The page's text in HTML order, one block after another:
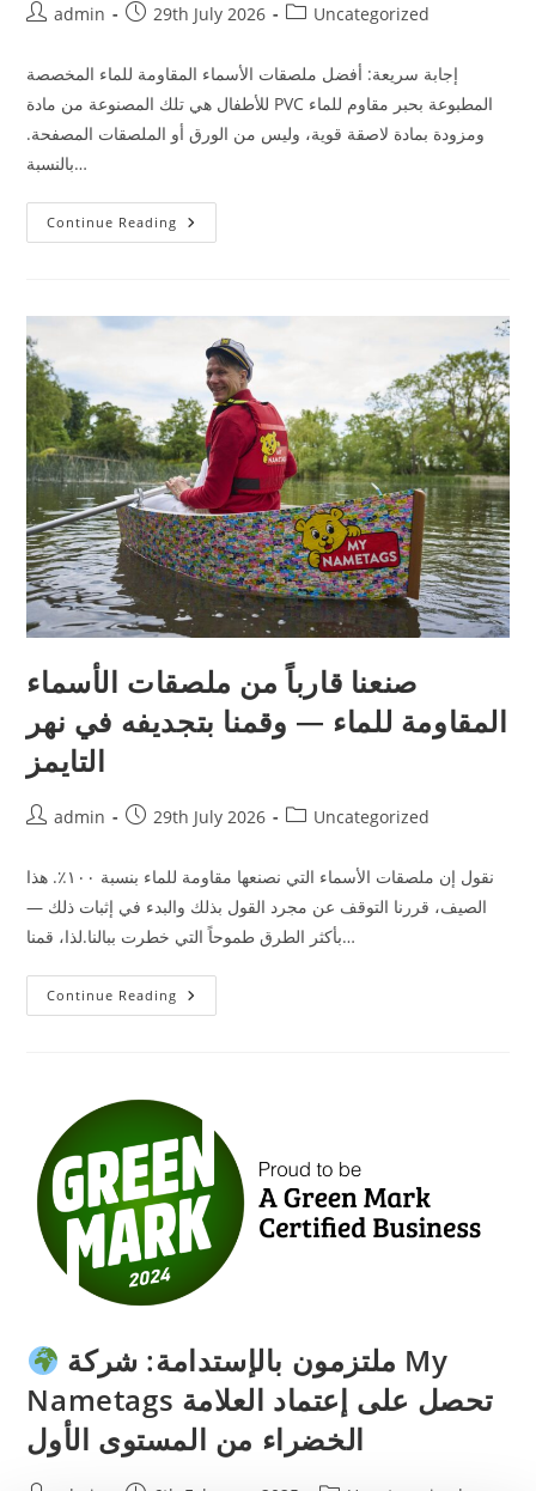
Postadmin
Post29th July 2026
PostUncategorized
إجابة سريعة: أفضل ملصقات الأسماء المقاومة للماء المخصصة
للأطفال هي تلك المصنوعة من مادة PVC المطبوعة بحبر مقاوم للماء
ومزودة بمادة لاصقة قوية، وليس من الورق أو الملصقات المصفحة.
بالنسبة…
Continue Reading كيفية
اختيار
للأطفال
(التي
تظل
ثابتة
بالفعل)
صنعنا قارباً من ملصقات الأسماء
المقاومة للماء — وقمنا بتجديفه في نهر
التايمز
Postadmin
Post29th July 2026
PostUncategorized
نقول إن ملصقات الأسماء التي نصنعها مقاومة للماء بنسبة ١٠٠٪. هذا
الصيف، قررنا التوقف عن مجرد القول بذلك والبدء في إثبات ذلك —
بأكثر الطرق طموحاً التي خطرت ببالنا.لذا، قمنا…
Continue Reading صنعنا
قارباً
—
وقمنا
بتجديفه
في
نهر
التايمز
Nametags تحصل على إعتماد العلامة
الخضراء من المستوى الأول